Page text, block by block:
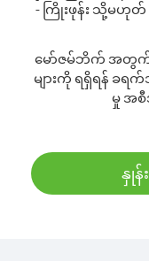
- ကြိုးဖုန်း သို့မဟု
မော်ဇမ်ဘိက် အတွက်
များကို ရရှိရန် ခရ
မှု အ
နှုန်